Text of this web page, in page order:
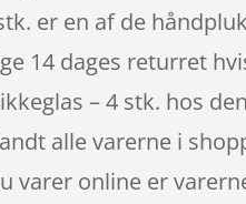
er en af de
14 dages returret
– 4 stk. hos
alle varerne i
varer online er